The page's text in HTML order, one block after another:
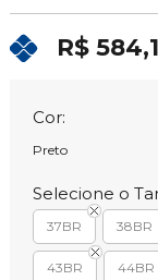
R$
Cor:
Preto
Selecione o
37BR 38BR
43BR 44BR